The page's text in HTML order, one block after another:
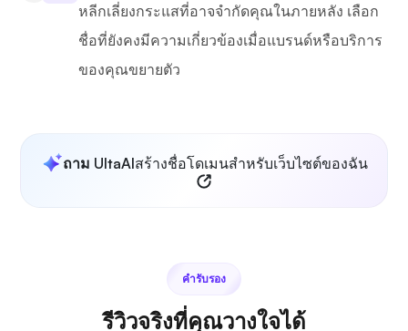
หลีกเลี่ยงกระแสที่อาจจำกัดคุณในภายหลัง เลือก
ชื่อที่ยังคงมีความเกี่ยวข้องเมื่อแบรนด์หรือบริการ
ของคุณขยายตัว
ถาม UltaAIสร้างชื่อโดเมนสำหรับเว็บไซต์ของฉัน
คำรับรอง
รีวิวจริงที่คุณวางใจได้